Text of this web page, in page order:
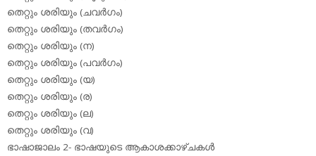
തെറ്റും ശരിയും (ചവര്‍ഗം)
തെറ്റും ശരിയും (തവര്‍ഗം)
തെറ്റും ശരിയും (ന)
തെറ്റും ശരിയും (പവര്‍ഗം)
തെറ്റും ശരിയും (യ)
തെറ്റും ശരിയും (ര)
തെറ്റും ശരിയും (ല)
തെറ്റും ശരിയും (വ)
ഭാഷാജാലം 2- ഭാഷയുടെ ആകാശക്കാഴ്ചകള്‍